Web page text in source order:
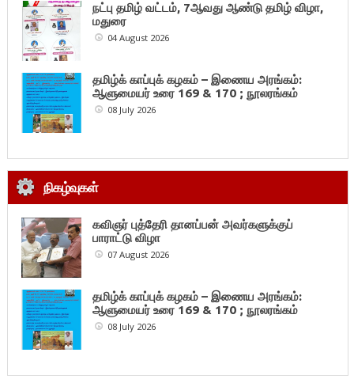
நட்பு தமிழ் வட்டம், 7ஆவது ஆண்டு தமிழ் விழா,
மதுரை
04 August 2026
தமிழ்க் காப்புக் கழகம் – இணைய அரங்கம்:
ஆளுமையர் உரை 169 & 170 ; நூலரங்கம்
08 July 2026
நிகழ்வுகள்
கவிஞர் புத்தேரி தானப்பன் அவர்களுக்குப்
பாராட்டு விழா
07 August 2026
தமிழ்க் காப்புக் கழகம் – இணைய அரங்கம்:
ஆளுமையர் உரை 169 & 170 ; நூலரங்கம்
08 July 2026